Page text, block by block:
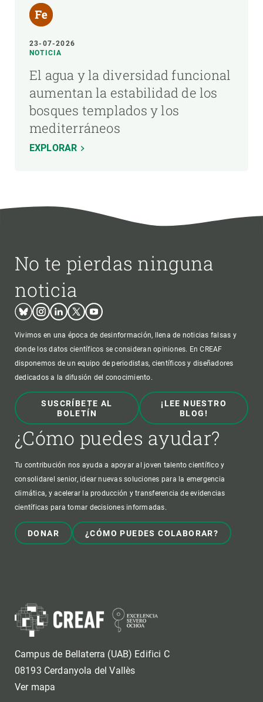
23-07-2026
NOTICIA
El agua y la diversidad funcional
aumentan la estabilidad de los
bosques templados y los
mediterráneos
EXPLORAR
No te pierdas ninguna
noticia
BlueskyInstagram
LinkedinTwitterYoutube
Vivimos en una época de desinformación, llena de noticias falsas y
donde los datos científicos se consideran opiniones. En CREAF
disponemos de un equipo de periodistas, científicos y diseñadores
dedicados a la difusión del conocimiento.
SUSCRÍBETE AL
BOLETÍN
¡LEE NUESTRO
BLOG!
¿Cómo puedes ayudar?
Tu contribución nos ayuda a apoyar al joven talento científico y
consolidarel senior, idear nuevas soluciones para la emergencia
climática, y acelerar la producción y transferencia de evidencias
científicas para tomar decisiones informadas.
DONAR ¿CÓMO PUEDES COLABORAR?
Campus de Bellaterra (UAB) Edifici C
08193 Cerdanyola del Vallès
Ver mapa